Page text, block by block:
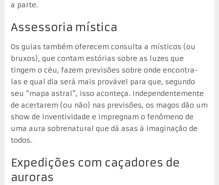
a parte.
Assessoria mística
Os guias também oferecem consulta a místicos (ou
bruxos), que contam estórias sobre as luzes que
tingem o céu, fazem previsões sobre onde encontra-
las e qual dia será mais provável para que, segundo
seu “mapa astral”, isso aconteça. Independentemente
de acertarem (ou não) nas previsões, os magos dão um
show de inventividade e impregnam o fenômeno de
uma aura sobrenatural que dá asas à imaginação de
todos.
Expedições com caçadores de
auroras